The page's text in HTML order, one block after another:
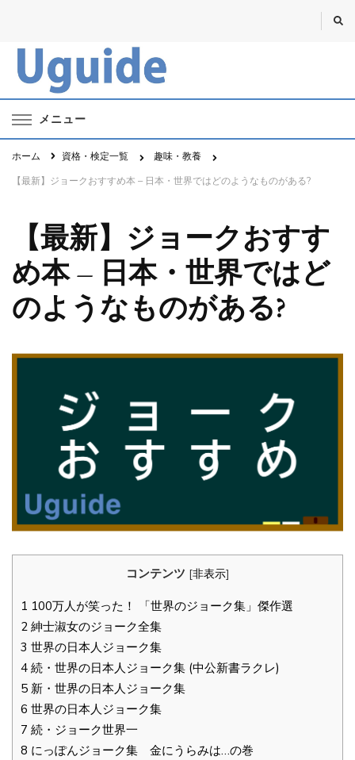
Uguide・ユーガイド
資格・勉強・仕事のポータルサイト
メニュー
ホーム 資格・検定一覧
趣味・教養
【最新】ジョークおすすめ本 – 日本・世界ではどのようなものがある?
【最新】ジョークおすす
め本 – 日本・世界ではど
のようなものがある?
コンテンツ [非表示]
1 100万人が笑った！ 「世界のジョーク集」傑作選
2 紳士淑女のジョーク全集
3 世界の日本人ジョーク集
4 続・世界の日本人ジョーク集 (中公新書ラクレ)
5 新・世界の日本人ジョーク集
6 世界の日本人ジョーク集
7 続・ジョーク世界一
8 にっぽんジョーク集 金にうらみは…の巻